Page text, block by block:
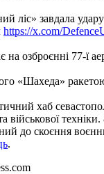
ліс» завдала
https://x.com/
на озброєнні 77-ї
«Шахеда»
хаб
військової
до скоєння
.